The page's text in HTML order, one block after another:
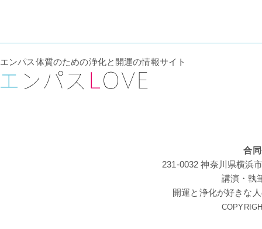
エンパス体質のための浄化と開運の情報サイト
合
231-0032 神奈川県横浜
講演・執
開運と浄化が好きな